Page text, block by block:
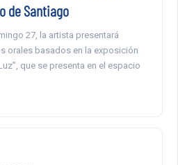
de Santiago
27, la artista presentará
orales basados en la exposición
que se presenta en el espacio